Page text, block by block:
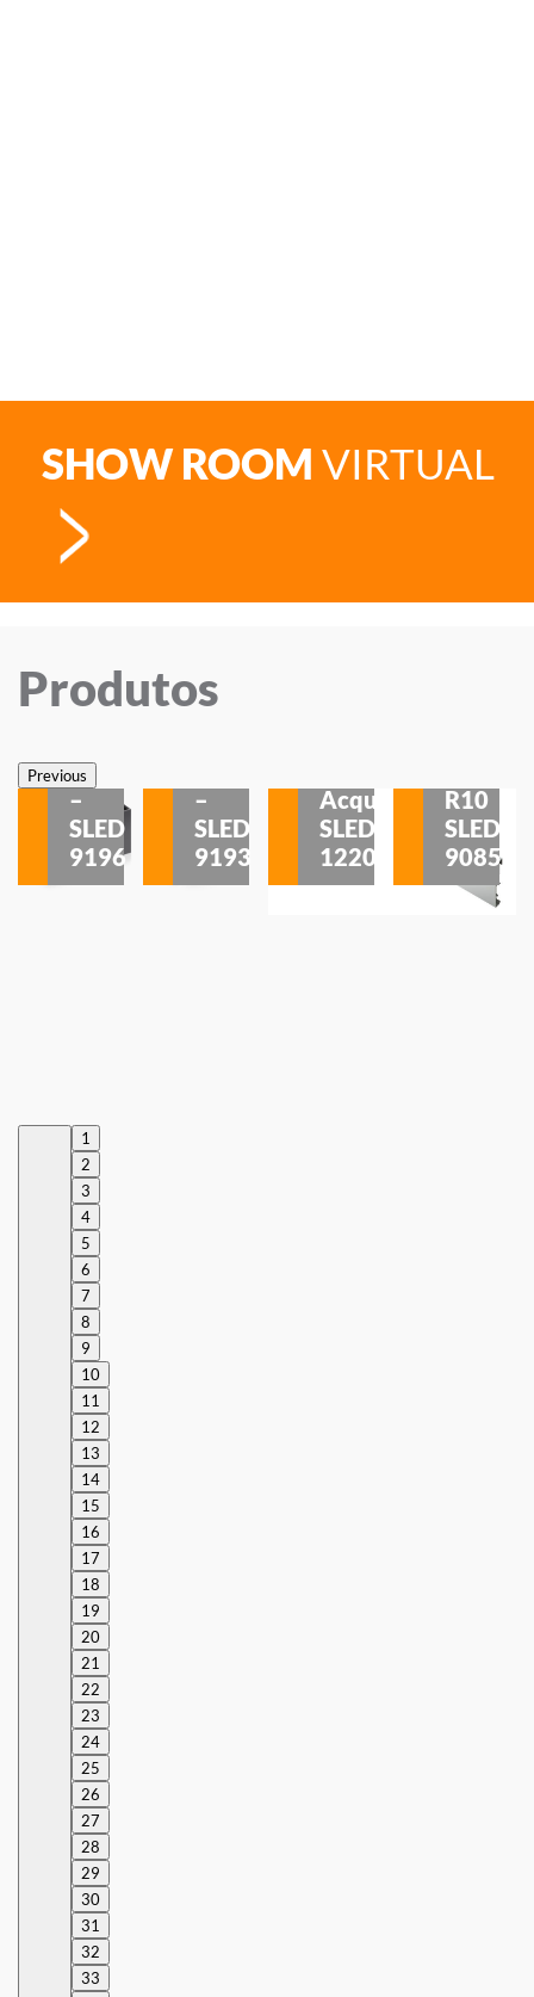
SHOW ROOM VIRTUAL
Produtos
PreviousSobrepor
–
SLED
9196
–
SLED
9193
Acqua
SLED
1220
R10
SLED
9085
1
2
3
4
5
6
7
8
9
10
11
12
13
14
15
16
17
18
19
20
21
22
23
24
25
26
27
28
29
30
31
32
33